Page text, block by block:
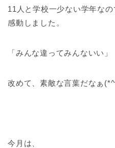
11人と学校一少ない学年な
感動しました。
「みんな違ってみんないい」
改めて、素敵な言葉だなぁ
今月は、